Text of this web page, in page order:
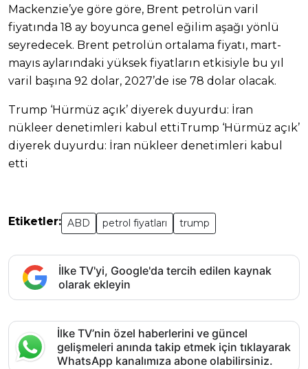
Mackenzie’ye göre göre, Brent petrolün varil
fiyatında 18 ay boyunca genel eğilim aşağı yönlü
seyredecek. Brent petrolün ortalama fiyatı, mart-
mayıs aylarındaki yüksek fiyatların etkisiyle bu yıl
varil başına 92 dolar, 2027’de ise 78 dolar olacak.
Trump ‘Hürmüz açık’ diyerek duyurdu: İran
nükleer denetimleri kabul ettiTrump ‘Hürmüz açık’
diyerek duyurdu: İran nükleer denetimleri kabul
etti
Etiketler: ABD petrol fiyatları trump
İlke TV'yi, Google'da tercih edilen kaynak
olarak ekleyin
İlke TV’nin özel haberlerini ve güncel
gelişmeleri anında takip etmek için tıklayarak
WhatsApp kanalımıza abone olabilirsiniz.